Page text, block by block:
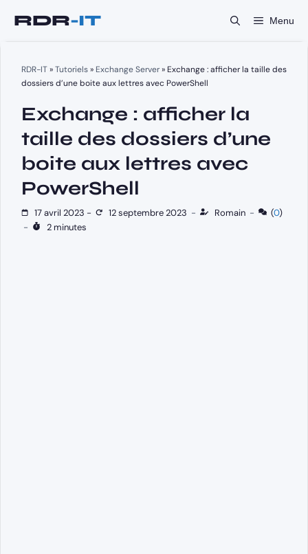
Menu
RDR-IT»Tutoriels» Exchange Server» Exchange : afficher la taille des
dossiers d’une boite aux lettres avec PowerShell
Exchange : afficher la
taille des dossiers d’une
boite aux lettres avec
PowerShell
17 avril 2023 - 12 septembre 2023 - Romain - (0)
-
2 minutes